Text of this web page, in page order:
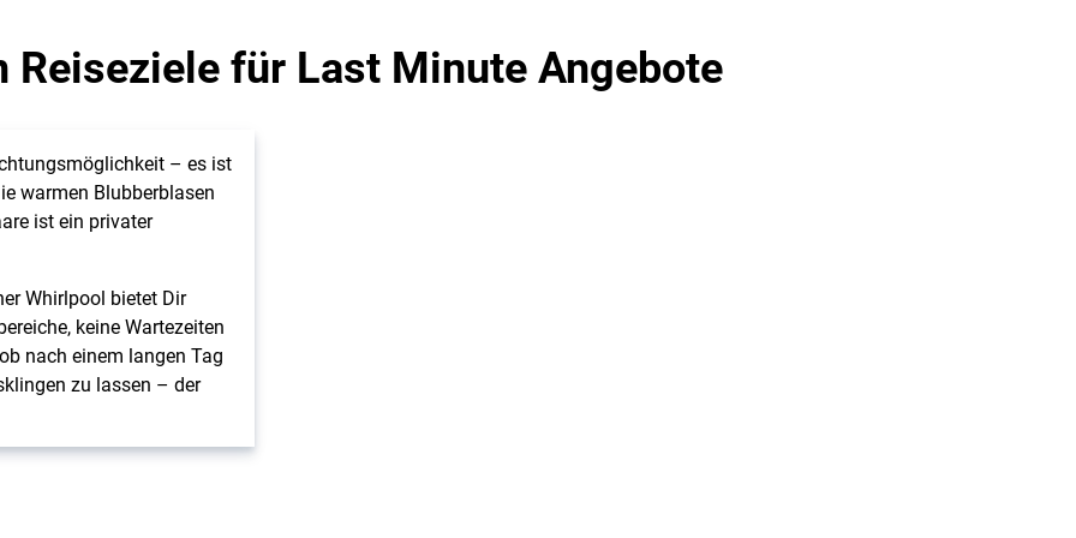
Reiseziele für Last Minute Angebote
– es ist
warmen Blubberblasen
ist ein privater
Whirlpool bietet Dir
keine Wartezeiten
nach einem langen Tag
zu lassen – der